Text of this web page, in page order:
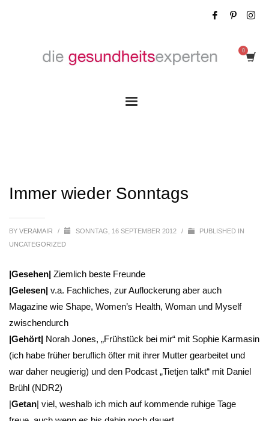
Immer wieder Sonntags
BY VERAMAIR / SONNTAG, 16 SEPTEMBER 2012 /
PUBLISHED IN
UNCATEGORIZED
|Gesehen| Ziemlich beste Freunde
|Gelesen| v.a. Fachliches, zur Auflockerung aber auch
Magazine wie Shape, Women’s Health, Woman und Myself
zwischendurch
|Gehört| Norah Jones, „Frühstück bei mir“ mit Sophie Karmasin
(ich habe früher beruflich öfter mit ihrer Mutter gearbeitet und
war daher neugierig) und den Podcast „Tietjen talkt“ mit Daniel
Brühl (NDR2)
|Getan| viel, weshalb ich mich auf kommende ruhige Tage